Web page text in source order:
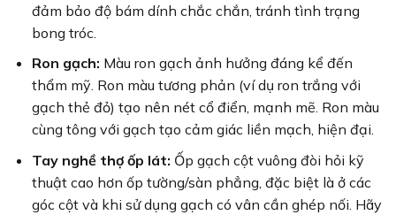
đảm bảo độ bám dính chắc chắn, tránh tình trạng
bong tróc.
Ron gạch: Màu ron gạch ảnh hưởng đáng kể đến
thẩm mỹ. Ron màu tương phản (ví dụ ron trắng với
gạch thẻ đỏ) tạo nên nét cổ điển, mạnh mẽ. Ron màu
cùng tông với gạch tạo cảm giác liền mạch, hiện đại.
Tay nghề thợ ốp lát: Ốp gạch cột vuông đòi hỏi kỹ
thuật cao hơn ốp tường/sàn phẳng, đặc biệt là ở các
góc cột và khi sử dụng gạch có vân cần ghép nối. Hãy